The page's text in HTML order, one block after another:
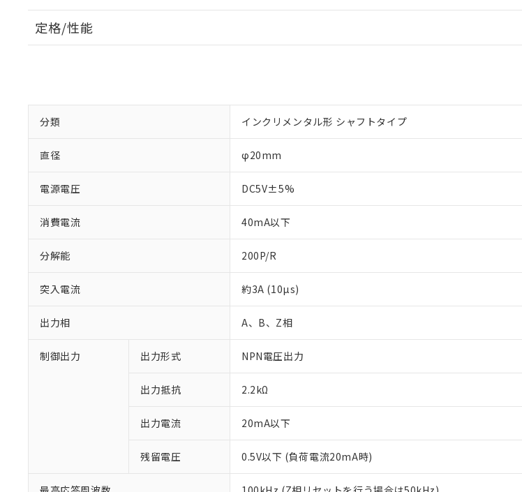
定格/性能
分類 インクリメンタル形 シャフトタイプ
直径 φ20mm
電源電圧 DC5V±5%
消費電流 40mA以下
分解能 200P/R
突入電流 約3A (10µs)
出力相 A、B、Z相
制御出力 出力形式 NPN電圧出力
出力抵抗 2.2kΩ
出力電流 20mA以下
残留電圧 0.5V以下 (負荷電流20mA時)
※1 対応状況
対応済み：EU RoHS指令（10物質）の非含有に対応した製品
対応予定：EU RoHS指令（10物質）の非含有に対応した製品に
対応予定なし：EU RoHS指令（10物質）の非含有に非対応の商